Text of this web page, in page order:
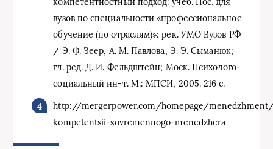
вузов по специальности «профессиональное
обучение (по отраслям)»: рек. УМО Вузов РФ
/ Э. Ф. Зеер, А. М. Павлова, Э. Э. Сыманюк;
гл. ред. Д. И. Фельдштейн; Моск. Психолого-
социальный ин-т. М.: МПСИ, 2005. 216 с.
http://mergerpower.com/homepage/
kompetentsii-sovremennogo-menedzhera